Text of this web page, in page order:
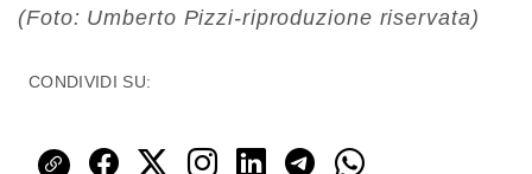
(Foto: Umberto Pizzi-riproduzione riservata)
CONDIVIDI SU: